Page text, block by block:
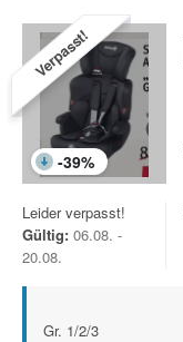
Verpasst!
-39%
Leider verpasst!
Gültig: 06.08. -
20.08.
Gr. 1/2/3